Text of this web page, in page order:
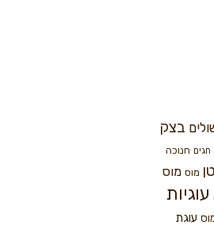
בצק
חגים חנוכה
מוס מוס
עוגיות
עוגת